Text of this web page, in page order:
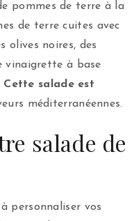
pommes de terre à la
de terre cuites avec
olives noires, des
vinaigrette à base
Cette salade est
méditerranéennes.
salade de
personnaliser vos